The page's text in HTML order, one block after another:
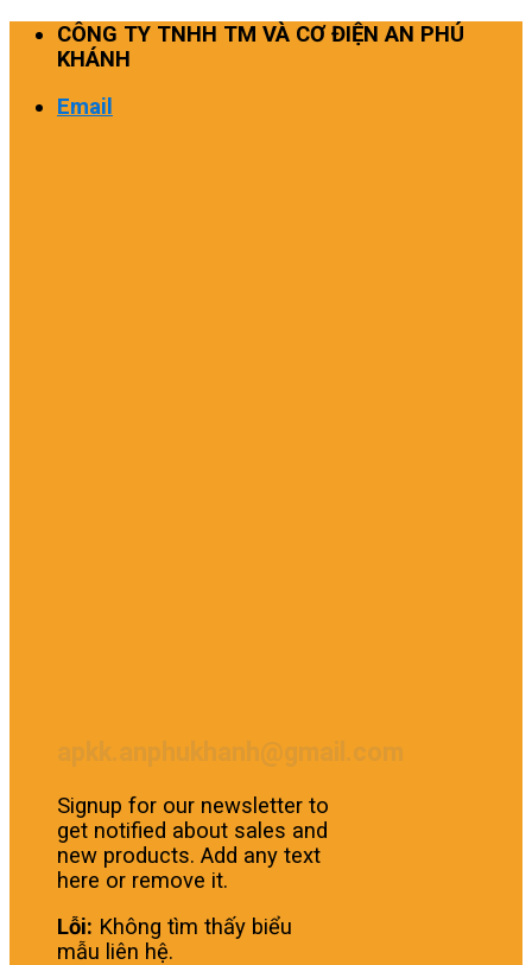
Skip
CÔNG TY TNHH TM VÀ CƠ ĐIỆN AN PHÚ
KHÁNH
Email
Signup for our newsletter to
get notified about sales and
new products. Add any text
here or remove it.
Lỗi: Không tìm thấy biểu
mẫu liên hệ.